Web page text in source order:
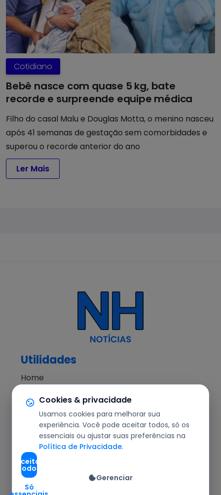
Cotidiano
Bebê nasce com quase 5 kg, bate
recorde e surpreende equipe médica
Filho do casal Malu e Douglas Motta, o menino nasceu
após 41 semanas de gestação sem comorbidades e
superou o recorde anterior do ano
Ler Mais
Utilidades
Home
Notícias
Editorial
Segurança
Cotidiano
Política
Agronegócio
Cookies & privacidade
Usamos cookies para melhorar sua
experiência. Você pode aceitar todos, só os
essenciais ou ajustar suas preferências na
Política de Privacidade.
Aceitar
todos
Só
Gerenciar